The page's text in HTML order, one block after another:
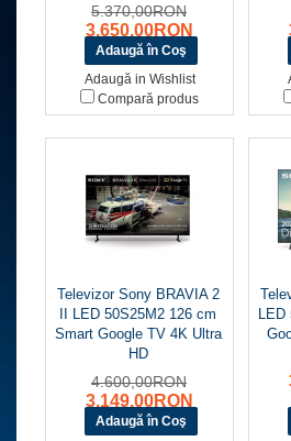
5.370,00RON
3.650,00RON
Adaugă in Wishlist
Compară produs
Televizor Sony BRAVIA 2
II LED 50S25M2 126 cm
Smart Google TV 4K Ultra
HD
4.600,00RON
3.149,00RON
LED